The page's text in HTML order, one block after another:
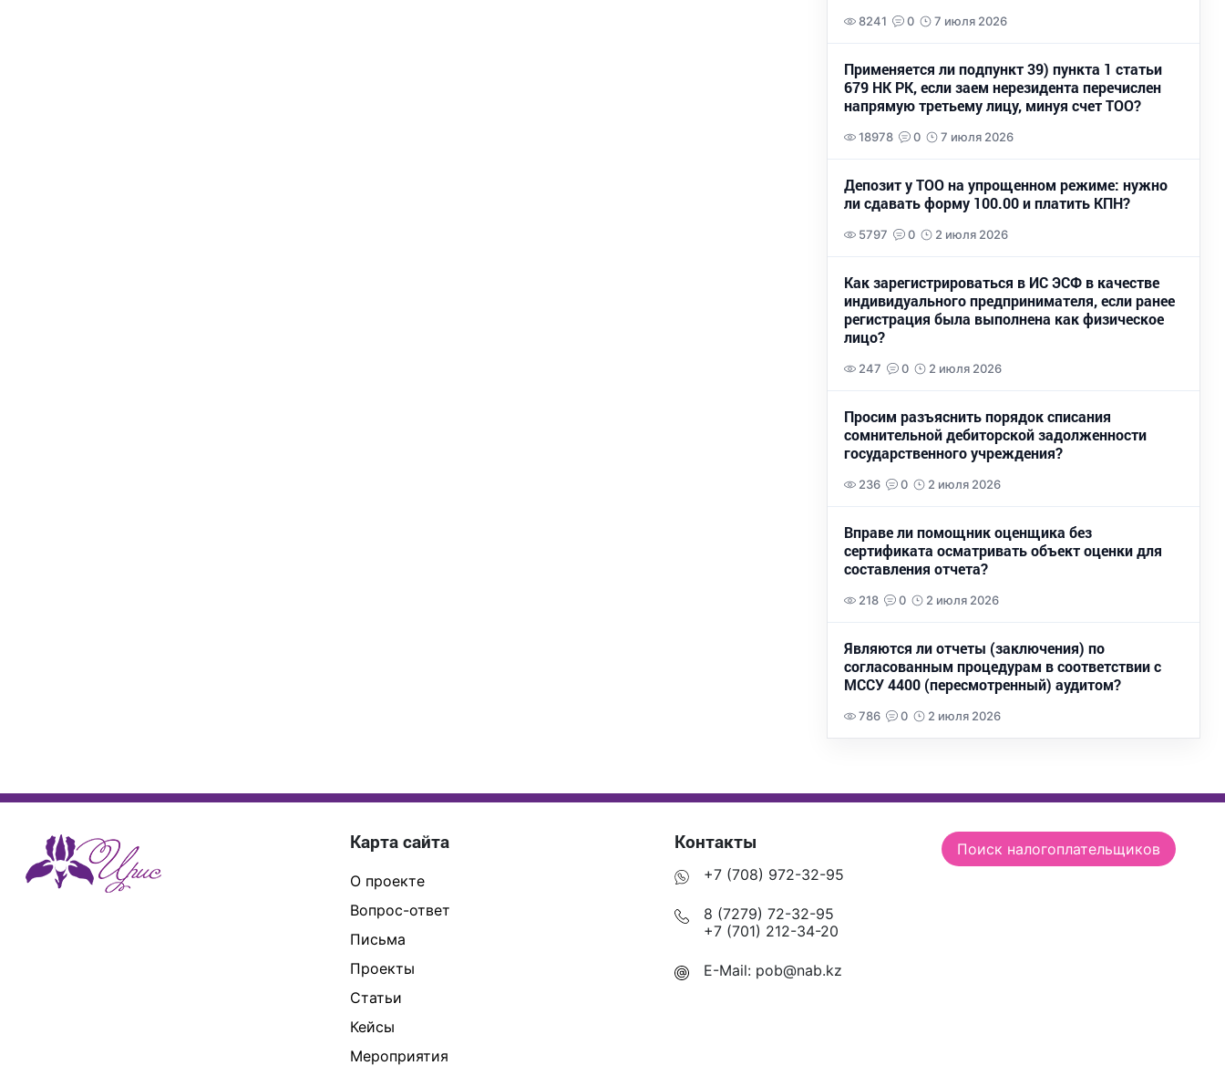
8241 0 7 июля 2026
Применяется ли подпункт 39) пункта 1 статьи
679 НК РК, если заем нерезидента перечислен
напрямую третьему лицу, минуя счет ТОО?
18978 0 7 июля 2026
Депозит у ТОО на упрощенном режиме: нужно
ли сдавать форму 100.00 и платить КПН?
5797 0 2 июля 2026
Как зарегистрироваться в ИС ЭСФ в качестве
индивидуального предпринимателя, если ранее
регистрация была выполнена как физическое
лицо?
247 0 2 июля 2026
Просим разъяснить порядок списания
сомнительной дебиторской задолженности
государственного учреждения?
236 0 2 июля 2026
Вправе ли помощник оценщика без
сертификата осматривать объект оценки для
составления отчета?
218 0 2 июля 2026
Являются ли отчеты (заключения) по
согласованным процедурам в соответствии с
МССУ 4400 (пересмотренный) аудитом?
786 0 2 июля 2026
Карта сайта
О проекте
Вопрос-ответ
Письма
Проекты
Статьи
Кейсы
Мероприятия
Контакты
+7 (708) 972-32-95
8 (7279) 72-32-95
+7 (701) 212-34-20
E-Mail: pob@nab.kz
Поиск налогоплательщиков